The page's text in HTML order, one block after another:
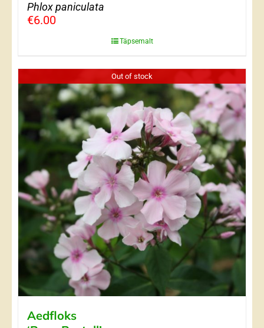
Phlox paniculata
€6.00
Täpsemalt
Out of stock
Aedfloks